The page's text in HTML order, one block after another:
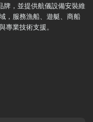
牌，並提供航儀設備安裝維
，服務漁船、遊艇、商船
專業技術支援。